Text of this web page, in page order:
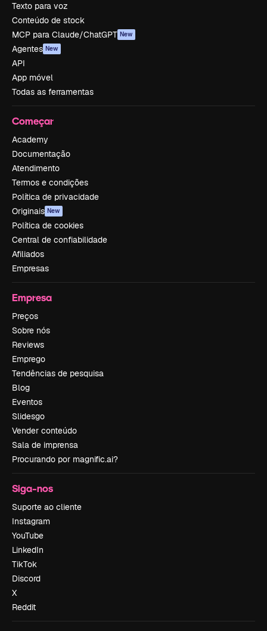
Texto para voz
Conteúdo de stock
MCP para Claude/ChatGPT New
Agentes New
API
App móvel
Todas as ferramentas
Começar
Academy
Documentação
Atendimento
Termos e condições
Política de privacidade
Originais New
Política de cookies
Central de confiabilidade
Afiliados
Empresas
Empresa
Preços
Sobre nós
Reviews
Emprego
Tendências de pesquisa
Blog
Eventos
Slidesgo
Vender conteúdo
Sala de imprensa
Procurando por magnific.ai?
Siga-nos
Suporte ao cliente
Instagram
YouTube
LinkedIn
TikTok
Discord
X
Reddit